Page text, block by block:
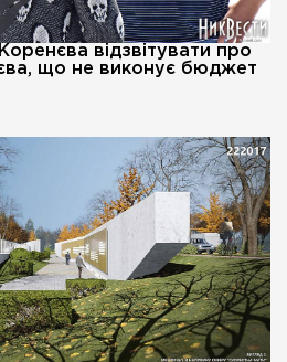
відзвітувати про
що не виконує бюджет